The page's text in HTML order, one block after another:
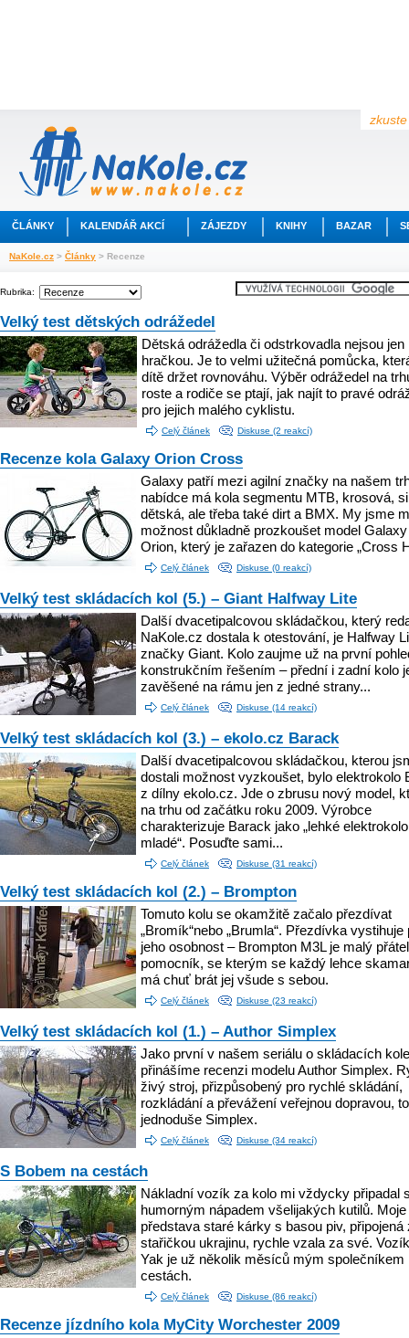
ČLÁNKY KALENDÁŘ AKCÍ ZÁJEZDY KNIHY BAZAR
NaKole.cz > Články > Recenze
Rubrika:
Velký test dětských odrážedel
Dětská odrážedla či odstrkovadla nejsou jen
hračkou. Je to velmi užitečná pomůcka,
dítě držet rovnováhu. Výběr odrážedel na
roste a rodiče se ptají, jak najít to pravé
pro jejich malého cyklistu.
Celý článek Diskuse (2 reakcí)
Recenze kola Galaxy Orion Cross
Galaxy patří mezi agilní značky na našem
nabídce má kola segmentu MTB, krosová,
dětská, ale třeba také dirt a BMX. My jsme
možnost důkladně prozkoušet model
Orion, který je zařazen do kategorie „Cross
Celý článek Diskuse (0 reakcí)
Velký test skládacích kol (5.) – Giant Halfway Lite
Další dvacetipalcovou skládačkou, který
NaKole.cz dostala k otestování, je Halfway
značky Giant. Kolo zaujme už na první
konstrukčním řešením – přední i zadní kolo
zavěšené na rámu jen z jedné strany...
Celý článek Diskuse (14 reakcí)
Velký test skládacích kol (3.) – ekolo.cz Barack
Další dvacetipalcovou skládačkou, kterou
dostali možnost vyzkoušet, bylo elektrokolo
z dílny ekolo.cz. Jde o zbrusu nový model,
na trhu od začátku roku 2009. Výrobce
charakterizuje Barack jako „lehké
mladé“. Posuďte sami...
Celý článek Diskuse (31 reakcí)
Velký test skládacích kol (2.) – Brompton
Tomuto kolu se okamžitě začalo přezdívat
„Bromík“nebo „Brumla“. Přezdívka vystihuje
jeho osobnost – Brompton M3L je malý
pomocník, se kterým se každý lehce
má chuť brát jej všude s sebou.
Celý článek Diskuse (23 reakcí)
Velký test skládacích kol (1.) – Author Simplex
Jako první v našem seriálu o skládacích
přinášíme recenzi modelu Author Simplex.
živý stroj, přizpůsobený pro rychlé skládání,
rozkládání a převážení veřejnou dopravou,
jednoduše Simplex.
Celý článek Diskuse (34 reakcí)
S Bobem na cestách
Nákladní vozík za kolo mi vždycky připadal
humorným nápadem všelijakých kutilů. Moje
představa staré kárky s basou piv, připojená
stařičkou ukrajinu, rychle vzala za své.
Yak je už několik měsíců mým společníkem
cestách.
Celý článek Diskuse (86 reakcí)
Recenze jízdního kola MyCity Worchester 2009